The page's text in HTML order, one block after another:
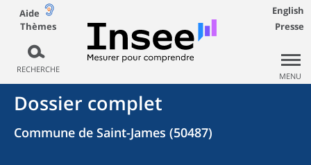
Aide
Thèmes
RECHERCHE
English
Presse
MENU
Dossier complet
Commune de Saint-James (50487)